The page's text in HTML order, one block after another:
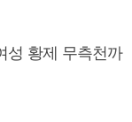
성 황제 무측천까